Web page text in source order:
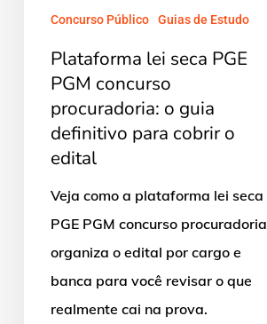
guia
edital
Concurso Público Guias de Estudo
Plataforma lei seca PGE
PGM concurso
procuradoria: o guia
definitivo para cobrir o
edital
Veja como a plataforma lei seca
PGE PGM concurso procuradoria
organiza o edital por cargo e
banca para você revisar o que
realmente cai na prova.